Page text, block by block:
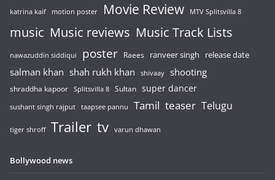
katrina kaif motion poster Movie Review MTV Splitsvilla 8
music Music reviews Music Track Lists
nawazuddin siddiqui poster Raees ranveer singh release date
salman khan shah rukh khan shivaay shooting
shraddha kapoor Splitsvilla 8 Sultan super dancer
sushant singh rajput taapsee pannu Tamil teaser Telugu
tiger shroff Trailer tv varun dhawan
Bollywood news